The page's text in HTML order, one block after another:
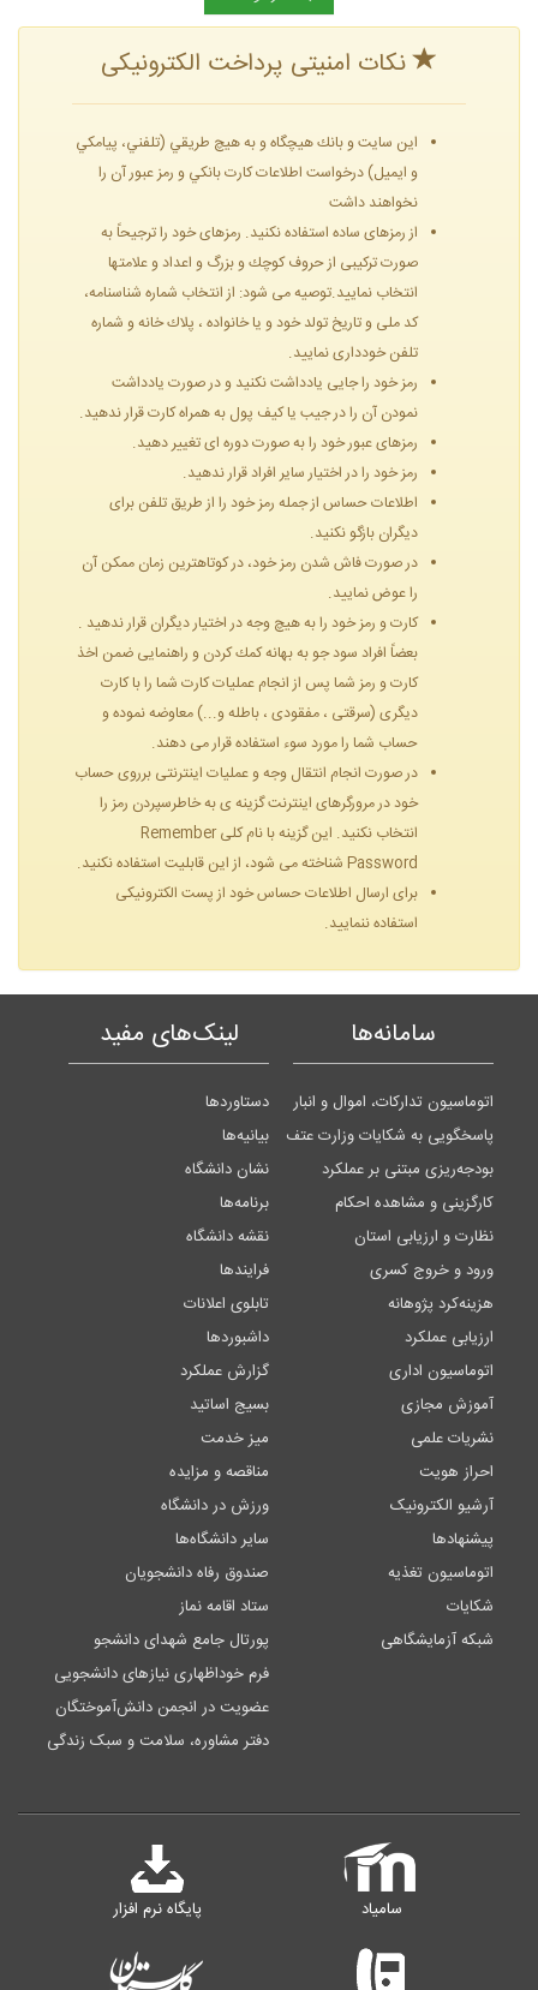
نکات امنیتی پرداخت الکترونیکی
این سایت و بانك هيچگاه و به هيچ طريقي (تلفني، پيامكي
و ايميل) درخواست اطلاعات كارت بانكي و رمز عبور آن را
نخواهند داشت
از رمزهای ساده استفاده نكنید. رمزهای خود را ترجیحاً به
صورت تركیبی از حروف كوچك و بزرگ و اعداد و علامتها
انتخاب نمایید.توصیه می شود: از انتخاب شماره شناسنامه،
کد ملی و تاریخ تولد خود و یا خانواده ، پلاك خانه و شماره
تلفن خودداری نمایید.
رمز خود را جایی یادداشت نكنید و در صورت یادداشت
نمودن آن را در جیب یا كیف پول به همراه كارت قرار ندهید.
رمزهای عبور خود را به صورت دوره ای تغییر دهید.
رمز خود را در اختیار سایر افراد قرار ندهید.
اطلاعات حساس از جمله رمز خود را از طریق تلفن برای
دیگران بازگو نكنید.
در صورت فاش شدن رمز خود، در كوتاهترین زمان ممكن آن
را عوض نمایید.
كارت و رمز خود را به هیچ وجه در اختیار دیگران قرار ندهید .
بعضاً افراد سود جو به بهانه كمك كردن و راهنمایی ضمن اخذ
كارت و رمز شما پس از انجام عملیات كارت شما را با كارت
دیگری (سرقتی ، مفقودی ، باطله و...) معاوضه نموده و
حساب شما را مورد سوء استفاده قرار می دهند.
در صورت انجام انتقال وجه و عملیات اینترنتی برروی حساب
خود در مرورگرهای اینترنت گزینه ی به خاطرسپردن رمز را
انتخاب نكنید. این گزینه با نام كلی Remember
Password شناخته می شود، از این قابلیت استفاده نكنید.
برای ارسال اطلاعات حساس خود از پست الكترونیكی
استفاده ننمایید.
سامانه‌ها
اتوماسیون تدارکات، اموال و انبار
پاسخگویی به شکایات وزارت عتف
بودجه‌ریزی مبتنی بر عملکرد
کارگزینی و مشاهده احکام
نظارت و ارزیابی استان
ورود و خروج کسری
هزینه‌کرد پژوهانه
ارزیابی عملکرد
اتوماسیون اداری
آموزش مجازی
نشریات علمی
احراز هویت
آرشیو الکترونیک
پیشنهادها
اتوماسیون تغذیه
شکایات
شبکه آزمایشگاهی
لینک‌های مفید
دستاوردها
بیانیه‌ها
نشان دانشگاه
برنامه‌ها
نقشه دانشگاه
فرایندها
تابلوی اعلانات
داشبوردها
گزارش عملکرد
بسیج اساتید
میز خدمت
مناقصه و مزایده
ورزش در دانشگاه
سایر دانشگاه‌ها
صندوق رفاه دانشجویان
ستاد اقامه نماز
پورتال جامع شهدای دانشجو
فرم خوداظهاری نیازهای دانشجویی
عضویت در انجمن دانش‌آموختگان
دفتر مشاوره، سلامت و سبک زندگی
سامیاد پایگاه نرم افزار